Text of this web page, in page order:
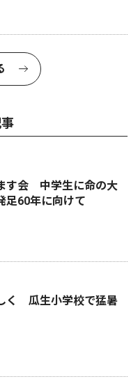
す会 中学生に命の大
60年に向けて
く 瓜生小学校で猛暑